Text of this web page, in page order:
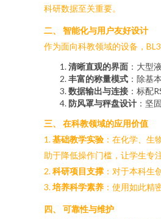
科研数据至关重要。
二、 智能化与用户友好设计
作为面向科教领域的设备，
清晰直观的界面 ：大型
丰富的称量模式 ：除基
数据输出与连接 ：标配
防风罩与秤盘设计 ：坚
三、 在科教领域的应用价值
1.基础教学实验 ：在化学、生
助于降低操作门槛，让学生专
2.科研项目支撑 ：对于本科生
3.培养科学素养 ：使用如此精
四、 可靠性与维护